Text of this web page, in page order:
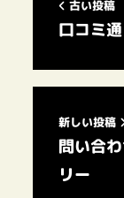
古い投稿
口コミ
新しい投稿
問い合
リー